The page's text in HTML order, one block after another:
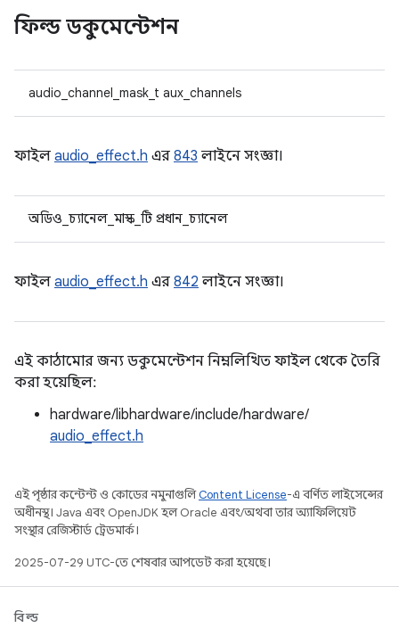
ফিল্ড ডকুমেন্টেশন
audio_channel_mask_t aux_channels
ফাইল audio_effect.h এর 843 লাইনে সংজ্ঞা।
অডিও_চ্যানেল_মাস্ক_টি প্রধান_চ্যানেল
ফাইল audio_effect.h এর 842 লাইনে সংজ্ঞা।
এই কাঠামোর জন্য ডকুমেন্টেশন নিম্নলিখিত ফাইল থেকে তৈরি
করা হয়েছিল:
hardware/libhardware/include/hardware/
audio_effect.h
এই পৃষ্ঠার কন্টেন্ট ও কোডের নমুনাগুলিContent License-এ বর্ণিত লাইসেন্সের
অধীনস্থ। Java এবং OpenJDK হল Oracle এবং/অথবা তার অ্যাফিলিয়েট
সংস্থার রেজিস্টার্ড ট্রেডমার্ক।
2025-07-29 UTC-তে শেষবার আপডেট করা হয়েছে।
বিল্ড